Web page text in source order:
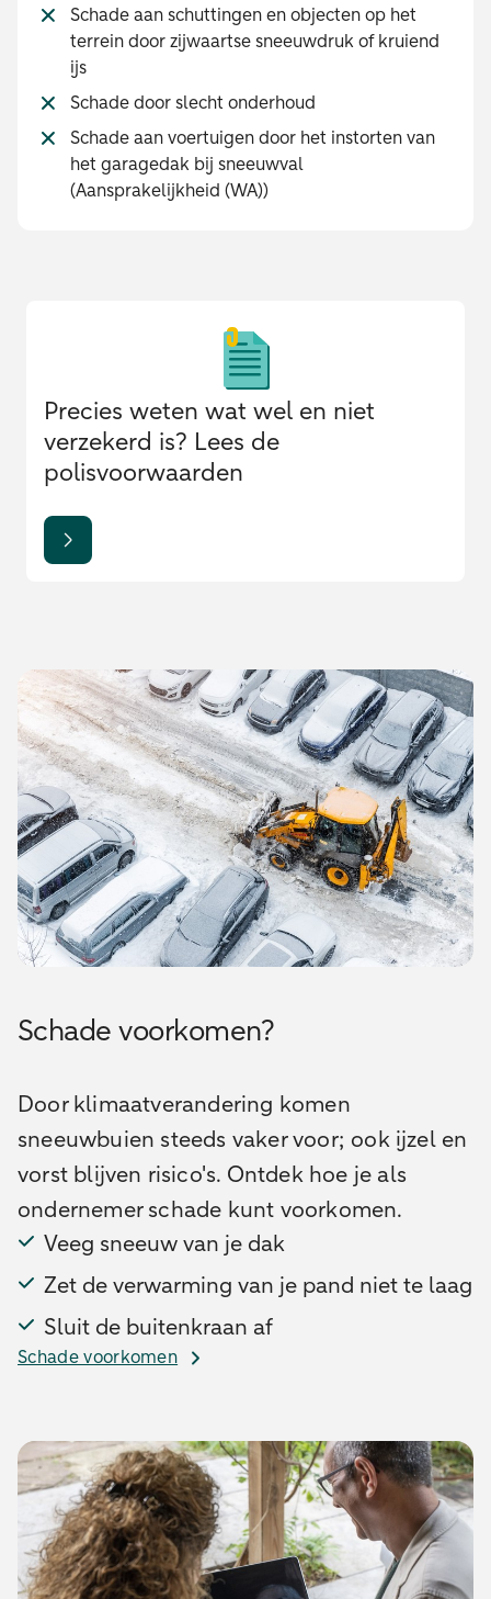
Schade aan schuttingen en objecten op het
terrein door zijwaartse sneeuwdruk of kruiend
ijs
Schade door slecht onderhoud
Schade aan voertuigen door het instorten van
het garagedak bij sneeuwval
(Aansprakelijkheid (WA))
Precies weten wat wel en niet
verzekerd is? Lees de
polisvoorwaarden
Schade voorkomen?
Door klimaatverandering komen
sneeuwbuien steeds vaker voor; ook ijzel en
vorst blijven risico's. Ontdek hoe je als
ondernemer schade kunt voorkomen.
Veeg sneeuw van je dak
Zet de verwarming van je pand niet te laag
Sluit de buitenkraan af
Schade voorkomen